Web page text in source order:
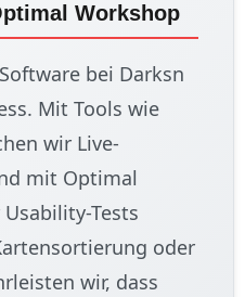
Workshop
bei Darksn
Mit Tools wie
wir Live-
mit Optimal
Tests
oder
wir, dass